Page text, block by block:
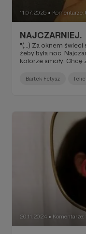
11.07.2025 ● Komentarze:
NAJCZARNIEJ.
"(...) Za oknem świeci
żeby była noc.
kolorze smoły. Chcę
Bartek Fetysz
20.11.2024 ● Komentarze: